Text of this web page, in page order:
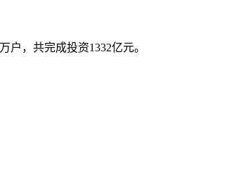
户，共完成投资1332亿元。